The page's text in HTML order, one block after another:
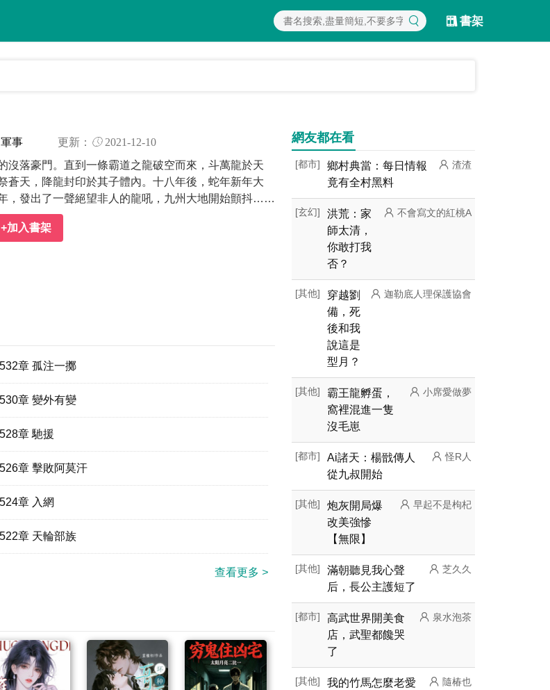
書架
軍事 更新： 2021-12-10
沒落豪門。直到一條霸道之龍破空而來，斗萬龍於天
蒼天，降龍封印於其子體內。十八年後，蛇年新年大
，發出了一聲絕望非人的龍吼，九州大地開始顫抖……
+加入書架
章 孤注一擲
章 變外有變
章 馳援
章 擊敗阿莫汗
章 入網
章 天輪部族
查看更多 >
網友都在看
[都市]
鄉村典當：每日情報
竟有全村黑料
渣渣
[玄幻]
洪荒：家
師太清，
你敢打我
否？
不會寫文的紅桃A
[其他]
穿越劉
備，死
後和我
說這是
型月？
迦勒底人理保護協會
[其他]
霸王龍孵蛋，
窩裡混進一隻
沒毛崽
小席愛做夢
[都市]
Ai諸天：楊戩傳人
從九叔開始
怪R人
[其他]
炮灰開局爆
改美強慘
【無限】
早起不是枸杞
[其他]
滿朝聽見我心聲
后，長公主護短了
芝久久
[都市]
高武世界開美食
店，武聖都饞哭
了
泉水泡茶
[其他]
我的竹馬怎麼老愛
隨椿也